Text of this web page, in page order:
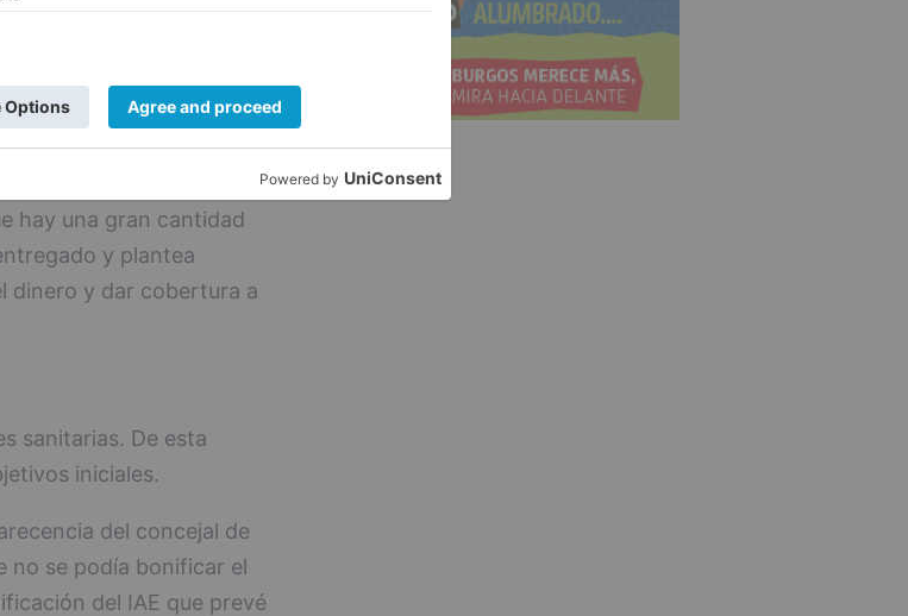
de Cuentas y
gestión".
hay una gran cantidad
y plantea
dinero y dar cobertura a
sanitarias. De esta
iniciales.
del concejal de
no se podía bonificar el
del IAE que prevé